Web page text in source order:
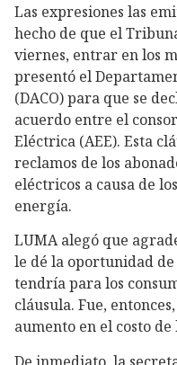
Las expresiones las
hecho de que el
viernes, entrar en los
presentó el
(DACO) para que se
acuerdo entre el
Eléctrica (AEE). Esta
reclamos de los
eléctricos a causa de
energía.
LUMA alegó que
le dé la oportunidad
tendría para los
cláusula. Fue,
aumento en el costo de